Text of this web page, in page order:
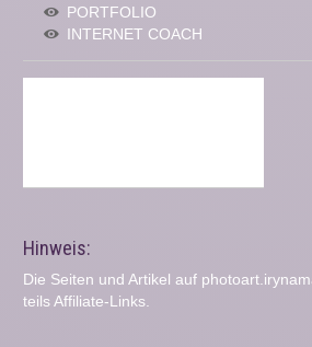
PORTFOLIO
INTERNET COACH
Hinweis:
Die Seiten und Artikel auf
teils Affiliate-Links.